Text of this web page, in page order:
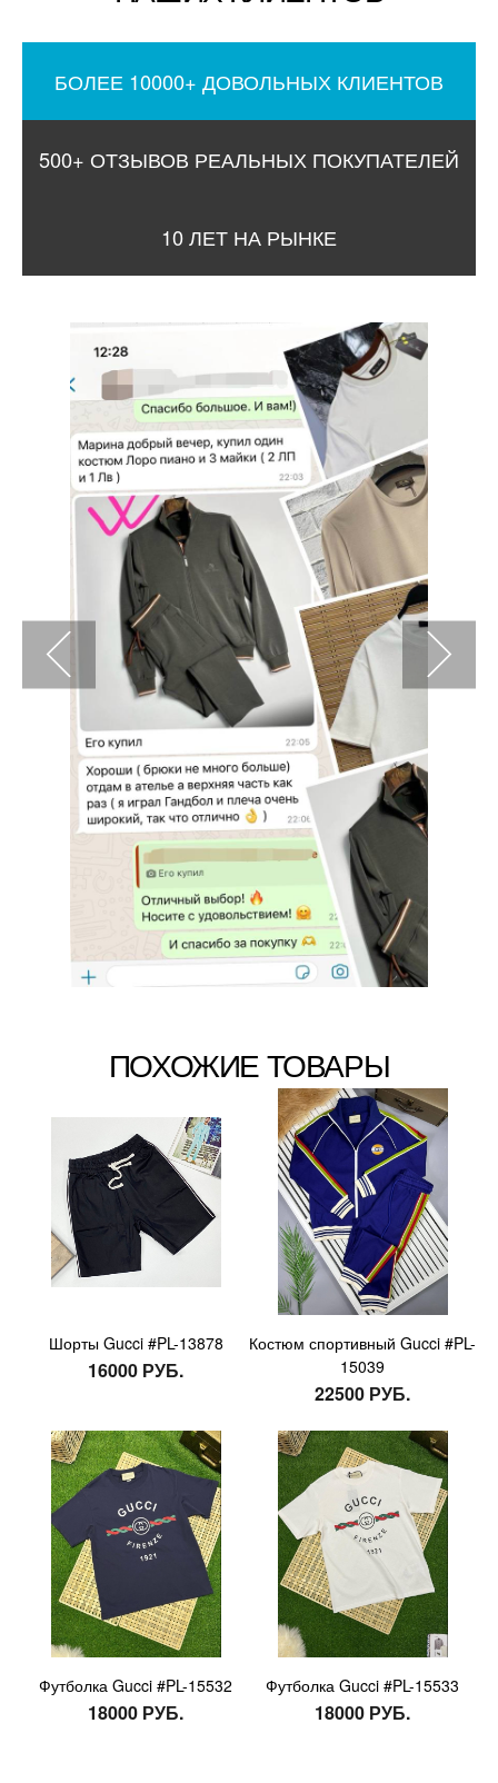
БОЛЕЕ 10000+ ДОВОЛЬНЫХ КЛИЕНТОВ
500+ ОТЗЫВОВ РЕАЛЬНЫХ ПОКУПАТЕЛЕЙ
10 ЛЕТ НА РЫНКЕ
ПОХОЖИЕ ТОВАРЫ
Шорты Gucci #PL-13878
16000 РУБ.
Костюм спортивный Gucci #PL-
15039
22500 РУБ.
Футболка Gucci #PL-15532
18000 РУБ.
Футболка Gucci #PL-15533
18000 РУБ.